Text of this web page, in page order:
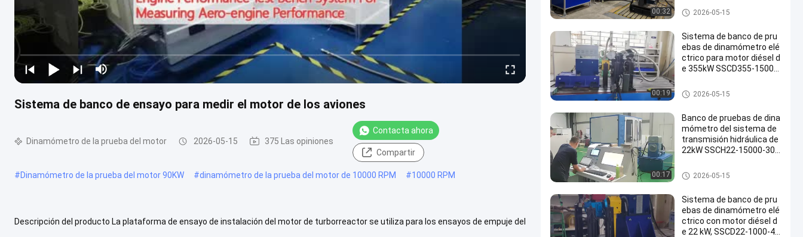
Sistema de banco de ensayo para medir el motor de los aviones
Dinamómetro de la prueba del motor 2026-05-15 375 Las opiniones
Contacta ahora
Compartir
#Dinamómetro de la prueba del motor 90KW #dinamómetro de la prueba del motor de 10000 RPM #10000 RPM
Descripción del producto La plataforma de ensayo de instalación del motor de turborreactor se utiliza para los ensayos de empuje del
00:32
de alta precisión SSCG30-
3000/10000 30kW
Dinamómetro de la prueba del
motor
2026-05-15
00:19
Sistema de banco de pru
ebas de dinamómetro elé
ctrico para motor diésel d
e 355kW SSCD355-1500-
Dinamómetro de la prueba del
motor
2026-05-15
00:17
Banco de pruebas de dina
mómetro del sistema de
transmisión hidráulica de
22kW SSCH22-15000-300
Dinamómetro de la prueba del
motor
2026-05-15
Sistema de banco de pru
ebas de dinamómetro elé
ctrico con motor diésel d
e 22 kW, SSCD22-1000-40